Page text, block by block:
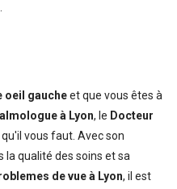
oeil gaucheet que vous êtes à
à Lyon, le Docteur
vous faut. Avec son
qualité des soins et sa
de vue à Lyon, il est